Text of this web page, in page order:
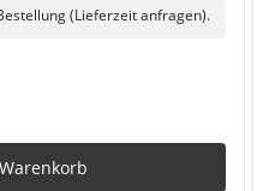
(Lieferzeit anfragen).